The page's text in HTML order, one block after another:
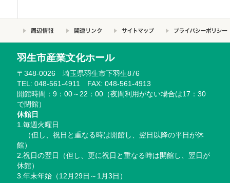
羽生市産業文化ホール
〒348-0026 埼玉県羽生市下羽生876
TEL: 048-561-4911 FAX: 048-561-4913
開館時間：9：00～22：00（夜間利用がない場合は17：30
で閉館）
休館日
1.毎週火曜日
（但し、祝日と重なる時は開館し、翌日以降の平日が休
館）
2.祝日の翌日（但し、更に祝日と重なる時は開館し、翌日が
休館）
3.年末年始（12月29日～1月3日）